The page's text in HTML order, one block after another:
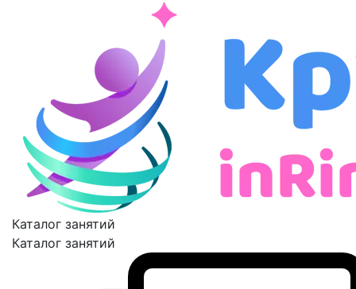
Каталог занятий
Каталог занятий